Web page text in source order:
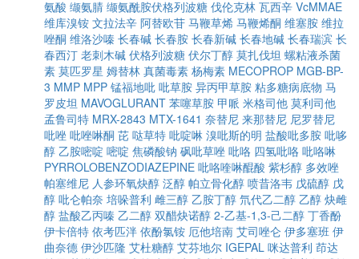
氨酸 缬氨腈 缬氨酰胺伏格列波糖 伐伦克林 瓦西辛 VcMMAE
维库溴铵 文拉法辛 阿替欧苷 马鞭草烯 马鞭烯酮 维塞胺 维拉
唑酮 维洛沙嗪 长春碱 长春胺 长春新碱 长春地碱 长春瑞滨 长
春西汀 老刺木碱 伏格列波糖 伏尔丁醇 莫扎伐坦 螺粘液杀菌
素 莫匹罗星 姆替林 真菌毒素 杨梅素 MECOPROP MGB-BP-
3 MMP MPP 锰福地吡 吡草胺 异丙甲草胺 粘多糖病底物 马
罗皮坦 MAVOGLURANT 苯噻草胺 甲哌 米格司他 莫利司他
孟鲁司特 MRX-2843 MTX-1641 奈替尼 来那替尼 尼罗替尼
吡唑 吡唑啉酮 芘 哒草特 吡啶啉 溴吡斯的明 盐酸吡多胺 吡哆
醇 乙胺嘧啶 嘧啶 焦磷酸钠 砜吡草唑 吡咯 四氢吡咯 吡咯啉
PYRROLOBENZODIAZEPINE 吡咯喹啉醌酸 紫杉醇 多效唑
帕塞维尼 人参环氧炔醇 泛醇 帕立骨化醇 喷昔洛韦 戊硫醇 戊
醇 吡仑帕奈 培哚普利 雌三醇 乙胺丁醇 氘代乙二醇 乙醇 炔雌
醇 盐酸乙丙嗪 乙二醇 双醋炔诺醇 2-乙基-1,3-己二醇 丁香酚
伊卡倍特 依考匹泮 依酚氯铵 厄他培南 艾司唑仑 伊多塞班 伊
曲奈德 伊沙匹隆 艾杜糖醇 艾芬地尔 IGEPAL 咪达普利 茚达